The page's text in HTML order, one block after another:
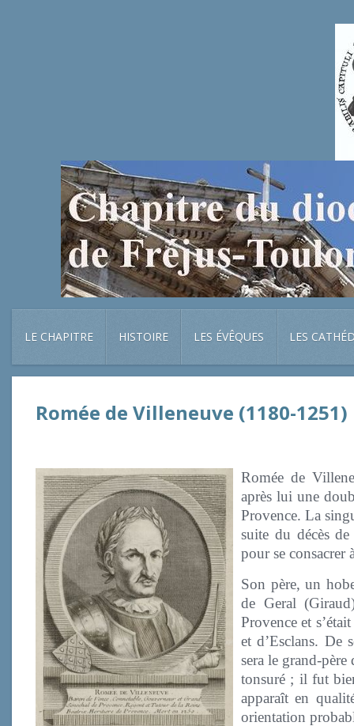
LE CHAPITRE HISTOIRE LES ÉVÊQUES LES
Romée de Villeneuve (1180-1251)
Romée de
après lui une
Provence. La
suite du décès
pour se consacrer
Son père, un
de Geral
Provence et
et d’Esclans. De
sera le grand-
tonsuré ; il fut
apparaît en
orientation